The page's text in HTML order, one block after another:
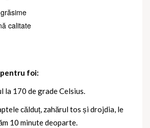
calitate
foi:
la 170 de grade Celsius.
călduț, zahărul tos și drojdia, le
10 minute deoparte.